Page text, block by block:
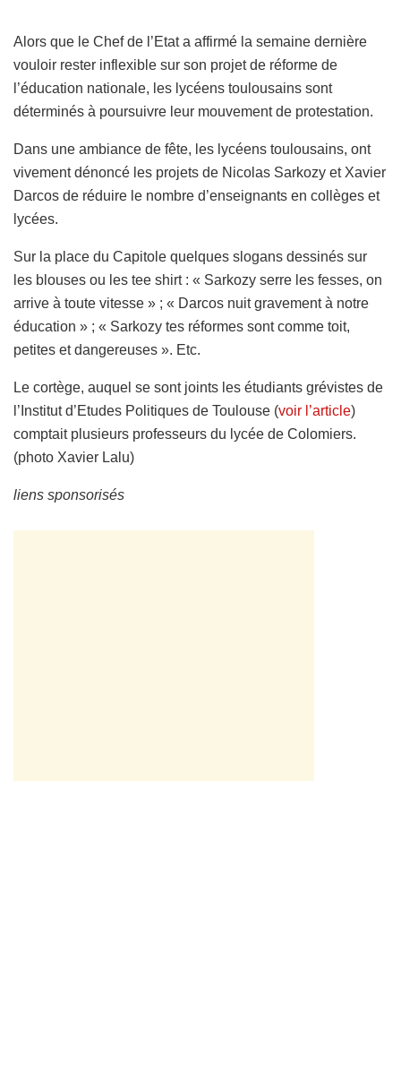
Alors que le Chef de l’Etat a affirmé la semaine dernière
vouloir rester inflexible sur son projet de réforme de
l’éducation nationale, les lycéens toulousains sont
déterminés à poursuivre leur mouvement de protestation.
Dans une ambiance de fête, les lycéens toulousains, ont
vivement dénoncé les projets de Nicolas Sarkozy et Xavier
Darcos de réduire le nombre d’enseignants en collèges et
lycées.
Sur la place du Capitole quelques slogans dessinés sur
les blouses ou les tee shirt : « Sarkozy serre les fesses, on
arrive à toute vitesse » ; « Darcos nuit gravement à notre
éducation » ; « Sarkozy tes réformes sont comme toit,
petites et dangereuses ». Etc.
Le cortège, auquel se sont joints les étudiants grévistes de
l’Institut d’Etudes Politiques de Toulouse (voir l’article)
comptait plusieurs professeurs du lycée de Colomiers.
(photo Xavier Lalu)
liens sponsorisés